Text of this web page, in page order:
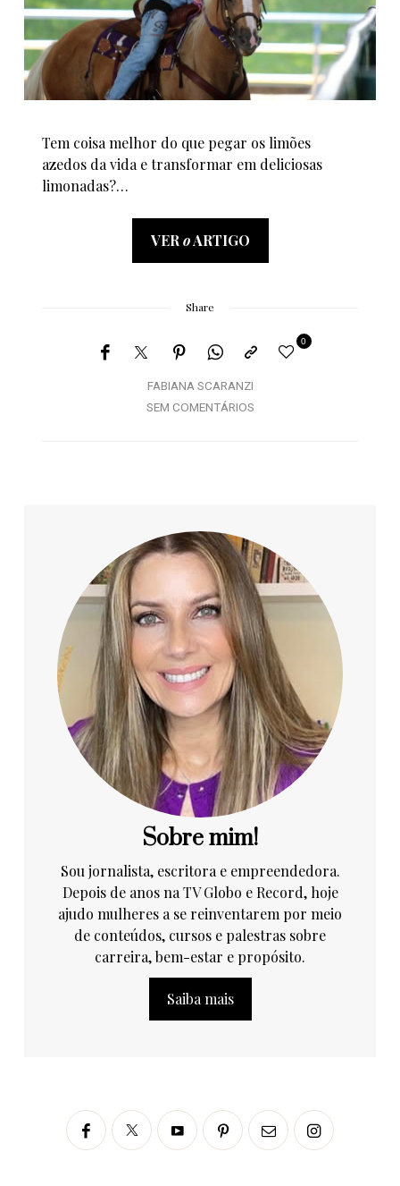
Tem coisa melhor do que pegar os limões
azedos da vida e transformar em deliciosas
limonadas?…
VERoARTIGO
Share
FABIANA SCARANZI
0
SEM COMENTÁRIOS
Sobre mim!
Sou jornalista, escritora e empreendedora.
Depois de anos na TV Globo e Record, hoje
ajudo mulheres a se reinventarem por meio
de conteúdos, cursos e palestras sobre
carreira, bem-estar e propósito.
Saiba mais